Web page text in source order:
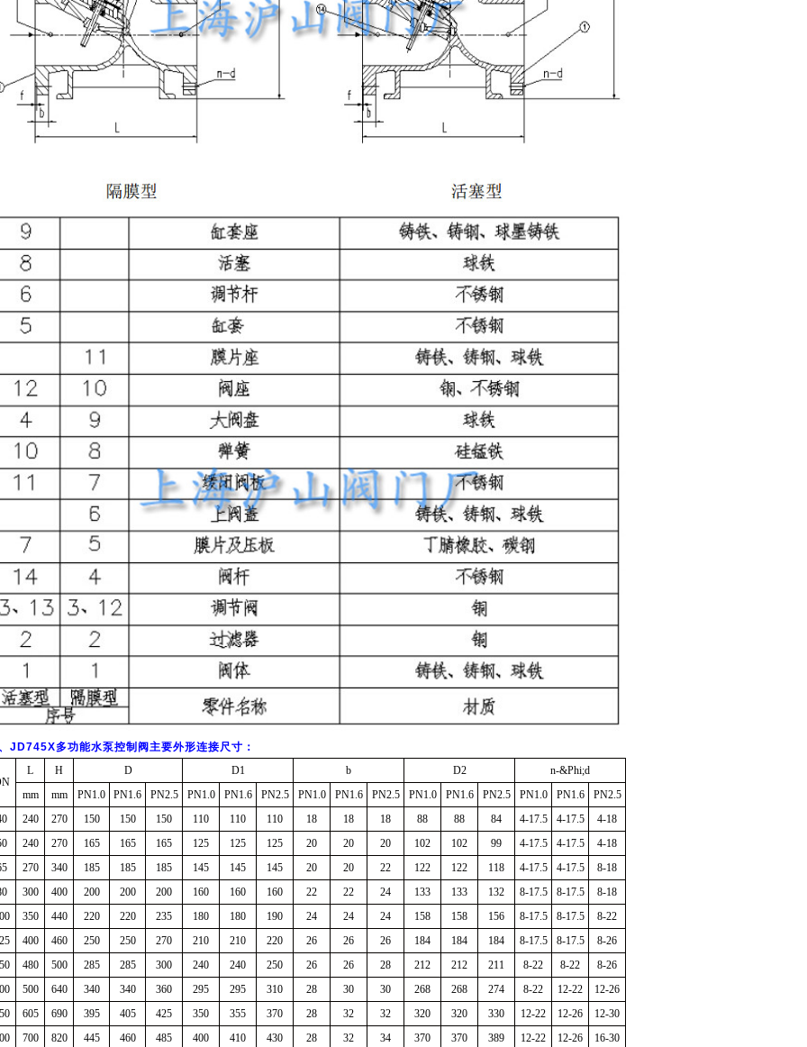
JD745X多功能水泵控制阀主要外形连接尺寸：
L H D D1 b D2
n-&Phi;d
mm
mm PN1.0 PN1.6 PN2.5 PN1.0 PN1.6 PN2.5 PN1.0 PN1.6 PN2.5 PN1.0 PN1.6 PN2.5 PN1.0 PN1.6
PN2.5
240 270 150 150 150 110 110 110 18 18 18 88 88 84 4-17.5 4-17.5
4-18
240 270 165 165 165 125 125 125 20 20 20 102 102 99 4-17.5 4-17.5
4-18
270 340 185 185 185 145 145 145 20 20 22 122 122 118 4-17.5 4-17.5
8-18
300 400 200 200 200 160 160 160 22 22 24 133 133 132 8-17.5 8-17.5
8-18
350 440 220 220 235 180 180 190 24 24 24 158 158 156 8-17.5 8-17.5
8-22
400 460 250 250 270 210 210 220 26 26 26 184 184 184 8-17.5 8-17.5
8-26
480 500 285 285 300 240 240 250 26 26 28 212 212 211 8-22 8-22
8-26
500 640 340 340 360 295 295 310 28 30 30 268 268 274 8-22 12-22
12-26
605 690 395 405 425 350 355 370 28 32 32 320 320 330 12-22 12-26
12-30
700 820 445 460 485 400 410 430 28 32 34 370 370 389 12-22 12-26 16-30